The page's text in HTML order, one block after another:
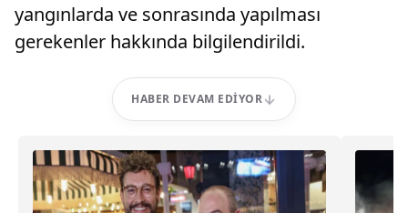
yangınlarda ve sonrasında yapılması
gerekenler hakkında bilgilendirildi.
HABER DEVAM EDIYOR